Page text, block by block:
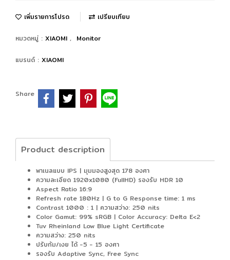
เพิ่มรายการโปรด เปรียบเทียบ
หมวดหมู่ : XIAOMI , Monitor
แบรนด์ : XIAOMI
Share
Product description
พาเนลแบบ IPS | มุมมองสูงสุด 178 องศา
ความละเอียด 1920x1080 (FullHD) รองรับ HDR 10
Aspect Ratio 16:9
Refresh rate 180Hz | G to G Response time: 1 ms
Contrast 1000 : 1 | ความสว่าง: 250 nits
Color Gamut: 99% sRGB | Color Accuracy: Delta E<2
Tuv Rheinland Low Blue Light Certificate
ความสว่าง: 250 nits
ปรับก้ม/เงย ได้ -5 - 15 องศา
รองรับ Adaptive Sync, Free Sync